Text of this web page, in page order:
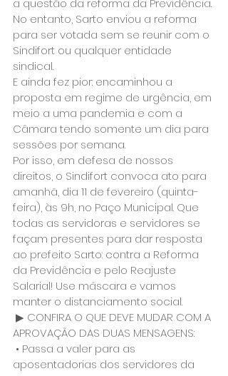
a questão da reforma da Previdência.
No entanto, Sarto enviou a reforma
para ser votada sem se reunir com o
Sindifort ou qualquer entidade
sindical.
E ainda fez pior: encaminhou a
proposta em regime de urgência, em
meio a uma pandemia e com a
Câmara tendo somente um dia para
sessões por semana.
Por isso, em defesa de nossos
direitos, o Sindifort convoca ato para
amanhã, dia 11 de fevereiro (quinta-
feira), às 9h, no Paço Municipal. Que
todas as servidoras e servidores se
façam presentes para dar resposta
ao prefeito Sarto: contra a Reforma
da Previdência e pelo Reajuste
Salarial! Use máscara e vamos
manter o distanciamento social.
APROVAÇÃO DAS DUAS MENSAGENS:
aposentadorias dos servidores da